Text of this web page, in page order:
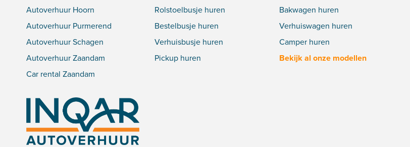
Autoverhuur Hoorn
Autoverhuur Purmerend
Autoverhuur Schagen
Autoverhuur Zaandam
Car rental Zaandam
Rolstoelbusje huren
Bestelbusje huren
Verhuisbusje huren
Pickup huren
Bakwagen huren
Verhuiswagen huren
Camper huren
Bekijk al onze modellen